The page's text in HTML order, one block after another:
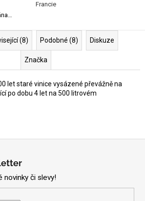
Francie
(8) Podobné (8) Diskuze
Značka
let staré vinice vysázené převážně na
po dobu 4 let na 500 litrovém
novinky či slevy!